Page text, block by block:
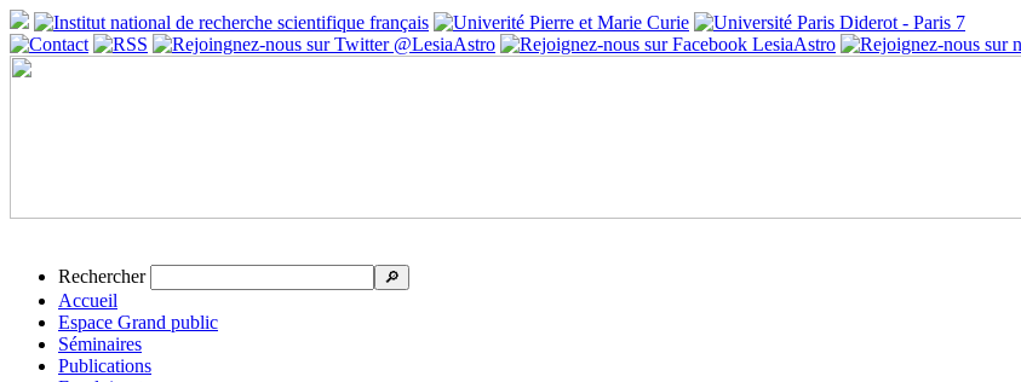
Rechercher 🔎
Accueil
Espace Grand public
Séminaires
Publications